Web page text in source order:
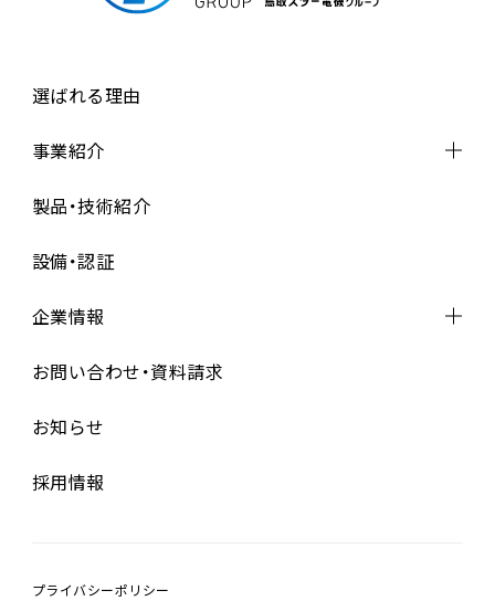
選ばれる理由
事業紹介
事業紹介トップ
資材調達
製造 （基板実装・完成組立）
製品・技術紹介
設備・認証
企業情報
企業情報トップ
経営理念
会社概要
お問い合わせ・資料請求
お知らせ
採用情報
プライバシーポリシー